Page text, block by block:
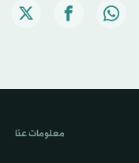
معلومات عنا